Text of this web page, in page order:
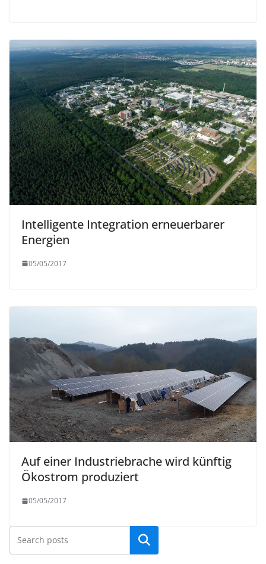
Intelligente Integration erneuerbarer
Energien
05/05/2017
Auf einer Industriebrache wird künftig
Ökostrom produziert
05/05/2017